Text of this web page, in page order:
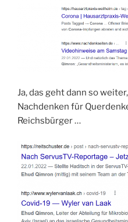
Ja, das geht dann so
Nachdenken für
Reichsbürger …